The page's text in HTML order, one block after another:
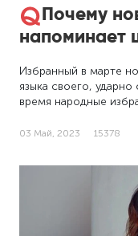
Почему
напоминает
Избранный в марте
языка своего,
время народные
03 Май, 2023 15378